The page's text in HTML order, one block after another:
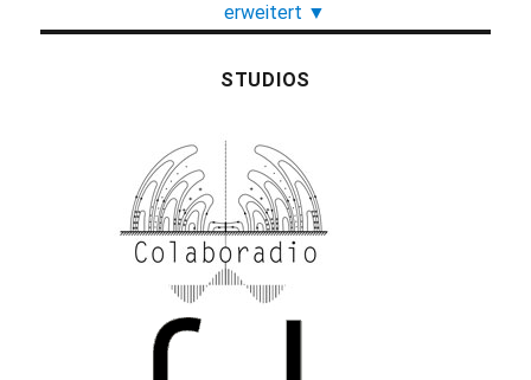
erweitert ▼
STUDIOS